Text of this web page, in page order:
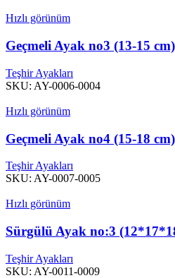
Hızlı görünüm
Geçmeli Ayak no3 (13-15
Teşhir Ayakları
SKU: AY-0006-0004
Hızlı görünüm
Geçmeli Ayak no4 (15-18
Teşhir Ayakları
SKU: AY-0007-0005
Hızlı görünüm
Sürgülü Ayak no:3
Teşhir Ayakları
SKU: AY-0011-0009